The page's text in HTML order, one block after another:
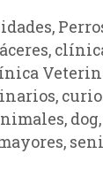
,
,
,
, dog,
,